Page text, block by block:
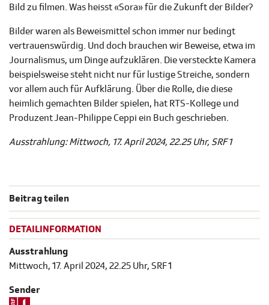
Bild zu filmen. Was heisst «Sora» für die Zukunft der Bilder?
Bilder waren als Beweismittel schon immer nur bedingt
vertrauenswürdig. Und doch brauchen wir Beweise, etwa im
Journalismus, um Dinge aufzuklären. Die versteckte Kamera
beispielsweise steht nicht nur für lustige Streiche, sondern
vor allem auch für Aufklärung. Über die Rolle, die diese
heimlich gemachten Bilder spielen, hat RTS-Kollege und
Produzent Jean-Philippe Ceppi ein Buch geschrieben.
Ausstrahlung: Mittwoch, 17. April 2024, 22.25 Uhr, SRF 1
Beitrag teilen
DETAILINFORMATION
Ausstrahlung
Mittwoch, 17. April 2024, 22.25 Uhr, SRF 1
Sender